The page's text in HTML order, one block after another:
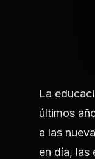
La
últimos
a las
en día, las